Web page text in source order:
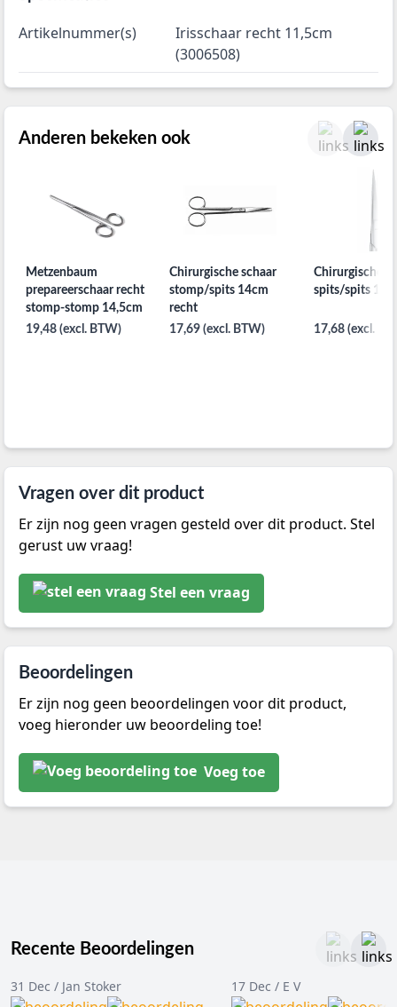
Artikelnummer(s)
Irisschaar recht 11,5cm
(3006508)
Anderen bekeken ook
Metzenbaum
prepareerschaar recht
stomp-stomp 14,5cm
19,48 (excl. BTW)
Chirurgische schaar
stomp/spits 14cm
recht
17,69 (excl. BTW)
Chirurgische
spits/spits
17,68 (excl.
Vragen over dit product
Er zijn nog geen vragen gesteld over dit product. Stel
gerust uw vraag!
Stel een vraag
Beoordelingen
Er zijn nog geen beoordelingen voor dit product,
voeg hieronder uw beoordeling toe!
Voeg toe
Recente Beoordelingen
31 Dec / Jan Stoker 17 Dec / E V